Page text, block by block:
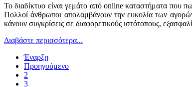
Το διαδίκτυο είναι γεμάτο από online καταστήματα που
Πολλοί άνθρωποι απολαμβάνουν την ευκολία των
κάνουν συγκρίσεις σε διαφορετικούς ιστότοπους,
Διαβάστε περισσότερα...
Έναρξη
Προηγούμενο
2
3